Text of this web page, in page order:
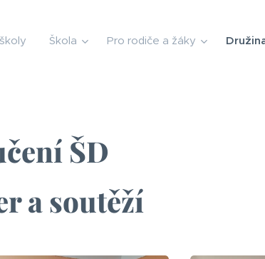
Škola Pro rodiče a žáky
ŠD
a soutěží